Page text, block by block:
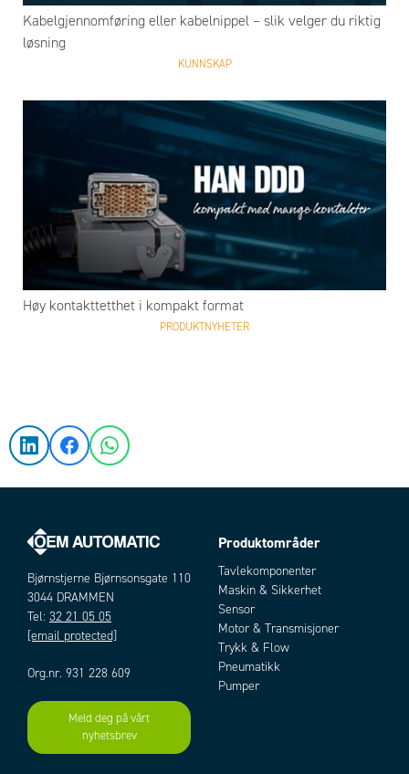
Kabelgjennomføring eller kabelnippel – slik velger du riktig
løsning
KUNNSKAP
Høy kontakttetthet i kompakt format
PRODUKTNYHETER
Bjørnstjerne Bjørnsonsgate 110
3044 DRAMMEN
Tel: 32 21 05 05
[email protected]
Org.nr. 931 228 609
Meld deg på vårt
nyhetsbrev
Produktområder
Tavlekomponenter
Maskin & Sikkerhet
Sensor
Motor & Transmisjoner
Trykk & Flow
Pneumatikk
Pumper